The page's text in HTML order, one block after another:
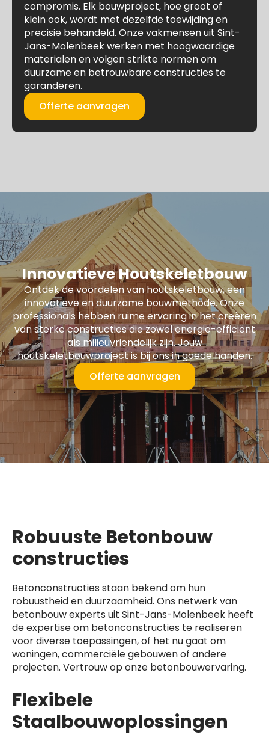
compromis. Elk bouwproject, hoe groot of
klein ook, wordt met dezelfde toewijding en
precisie behandeld. Onze vakmensen uit Sint-
Jans-Molenbeek werken met hoogwaardige
materialen en volgen strikte normen om
duurzame en betrouwbare constructies te
garanderen.
Offerte aanvragen
Innovatieve Houtskeletbouw
Ontdek de voordelen van houtskeletbouw, een
innovatieve en duurzame bouwmethode. Onze
professionals hebben ruime ervaring in het creëren
van sterke constructies die zowel energie-efficiënt
als milieuvriendelijk zijn. Jouw
houtskeletbouwproject is bij ons in goede handen.
Offerte aanvragen
Robuuste Betonbouw
constructies
Betonconstructies staan bekend om hun
robuustheid en duurzaamheid. Ons netwerk van
betonbouw experts uit Sint-Jans-Molenbeek heeft
de expertise om betonconstructies te realiseren
voor diverse toepassingen, of het nu gaat om
woningen, commerciële gebouwen of andere
projecten. Vertrouw op onze betonbouwervaring.
Flexibele
Staalbouwoplossingen